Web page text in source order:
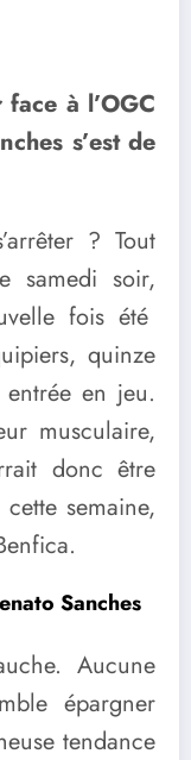
à l’OGC
s’est de
? Tout
samedi soir,
fois été
quinze
entrée en jeu.
musculaire,
donc être
semaine,
Sanches
Aucune
épargner
tendance